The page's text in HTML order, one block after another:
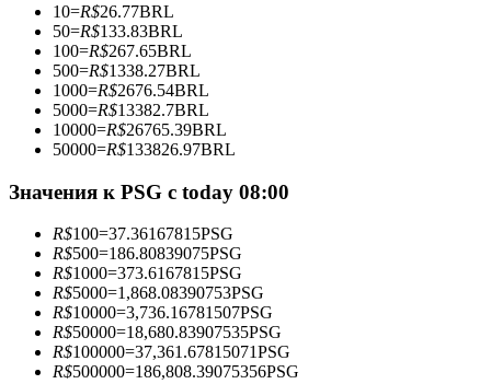
Станьте копи-трейдером
Наслаждайтесь распределением прибыли и комиссиями
за копи-трейдинг
Информация
Анализ больших данных, включая торговую информацию
10=R$26.77BRL
50=R$133.83BRL
100=R$267.65BRL
500=R$1338.27BRL
1000=R$2676.54BRL
5000=R$13382.7BRL
10000=R$26765.39BRL
50000=R$133826.97BRL
Значения к PSG с today 08:00
R$100=37.36167815PSG
R$500=186.80839075PSG
R$1000=373.6167815PSG
R$5000=1,868.08390753PSG
R$10000=3,736.16781507PSG
R$50000=18,680.83907535PSG
R$100000=37,361.67815071PSG
R$500000=186,808.39075356PSG